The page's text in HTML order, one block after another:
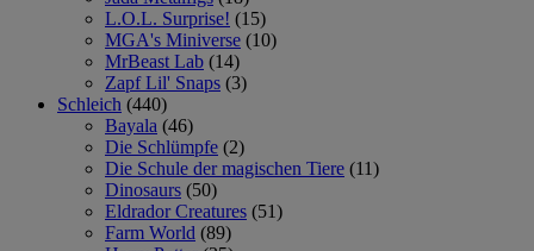
L.O.L. Surprise! (15)
MGA's Miniverse (10)
MrBeast Lab (14)
Zapf Lil' Snaps (3)
Schleich (440)
Bayala (46)
Die Schlümpfe (2)
Die Schule der magischen Tiere (11)
Dinosaurs (50)
Eldrador Creatures (51)
Farm World (89)